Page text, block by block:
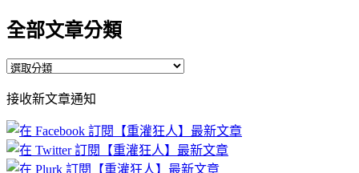
全部文章分類
全
文
章
分
類
接收新文章通知